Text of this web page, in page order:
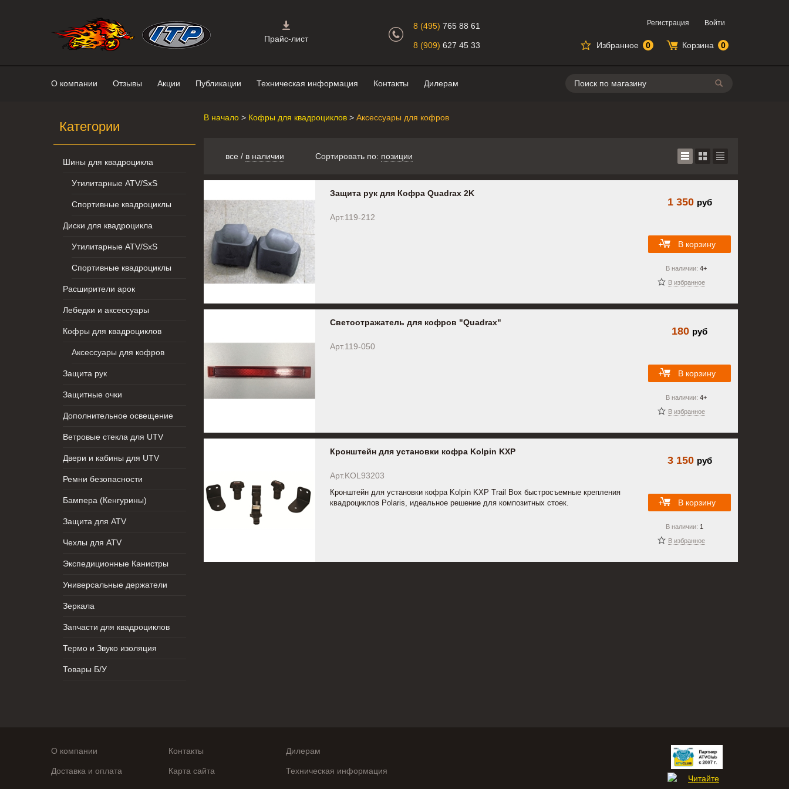
Прайс-лист
О компании Отзывы Акции Публикации Техническая информация Контакты Дилерам Поиск
Избранное 0 Корзина 0
Интернет-магазин "Поросенок". Главная страница. 8 (495) 765 88 61
8 (909) 627 45 33
Регистрация Войти
Категории
Шины для квадроцикла
Утилитарные ATV/SxS
Спортивные квадроциклы
Диски для квадроцикла
Утилитарные ATV/SxS
Спортивные квадроциклы
Расширители арок
Лебедки и аксессуары
Кофры для квадроциклов
Аксессуары для кофров
Защита рук
Защитные очки
Дополнительное освещение
Ветровые стекла для UTV
Двери и кабины для UTV
Ремни безопасности
Бампера (Кенгурины)
Защита для ATV
Чехлы для ATV
Экспедиционные Канистры
Универсальные держатели
Зеркала
Запчасти для квадроциклов
Термо и Звуко изоляция
Товары Б/У
В начало > Кофры для квадроциклов > Аксессуары для кофров
все / в наличии Сортировать по: позиции
Защита рук для Кофра Quadrax 2K
Арт.119-212
1 350 руб
В избранное
В наличии: 4+
В корзину
Светоотражатель для кофров "Quadrax"
Арт.119-050
180 руб
В избранное
В наличии: 4+
В корзину
Кронштейн для установки кофра Kolpin KXP
Арт.KOL93203
Кронштейн для установки кофра Kolpin KXP Trail Box быстросъемные крепления
квадроциклов Polaris, идеальное решение для композитных стоек.
3 150 руб
В избранное
В наличии: 1
В корзину
О компании Контакты Дилерам
Доставка и оплата Карта сайта Техническая информация